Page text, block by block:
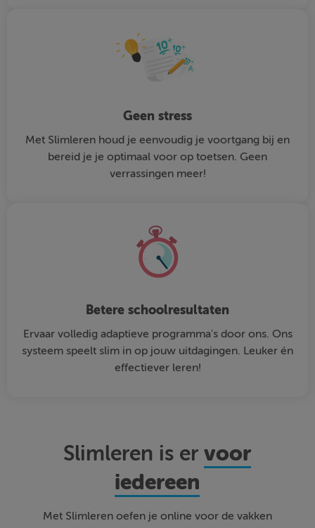
Geen stress
Met Slimleren houd je eenvoudig je voortgang bij en
bereid je je optimaal voor op toetsen. Geen
verrassingen meer!
Betere schoolresultaten
Ervaar volledig adaptieve programma's door ons. Ons
systeem speelt slim in op jouw uitdagingen. Leuker én
effectiever leren!
Slimleren is ervoor
iedereen
Met Slimleren oefen je online voor de vakken